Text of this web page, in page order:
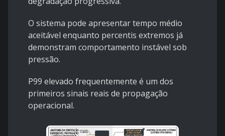
O sistema pode apresentar tempo médio
aceitável enquanto percentis extremos já
demonstram comportamento instável sob
pressão.
P99 elevado frequentemente é um dos
primeiros sinais reais de propagação
operacional.